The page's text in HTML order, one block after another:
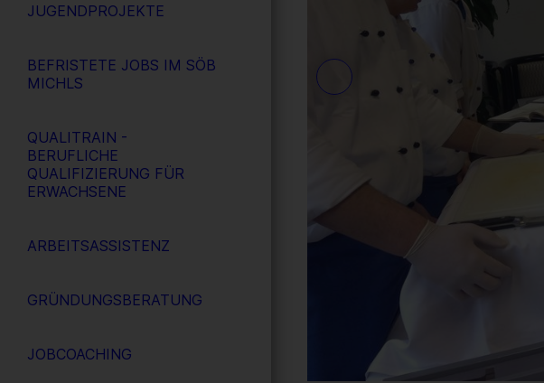
JUGENDPROJEKTE
BEFRISTETE JOBS IM SÖB
MICHLS
QUALITRAIN -
BERUFLICHE
QUALIFIZIERUNG FÜR
ERWACHSENE
ARBEITSASSISTENZ
GRÜNDUNGSBERATUNG
JOBCOACHING